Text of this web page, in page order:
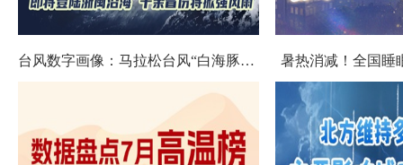
台风数字画像：马拉松台风“白海豚”将影响十余省份 暑热消减！全国睡